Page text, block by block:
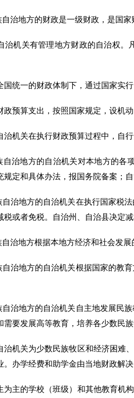
治地方的财政是一级财政，是国家
治机关有管理地方财政的自治权
国统一的财政体制下，通过国家实
政预算支出，按照国家规定，设机
治机关在执行财政预算过程中，自
治地方的自治机关对本地方的各
规定和具体办法，报国务院备案；
治地方的自治机关在执行国家税
税或者免税。自治州、自治县决定
治地方根据本地方经济和社会发
治地方的自治机关根据国家的教
治地方的自治机关自主地发展民
需要发展高等教育，培养各少数民
治机关为少数民族牧区和经济困难
。办学经费和助学金由当地财政解
为主的学校（班级）和其他教育机